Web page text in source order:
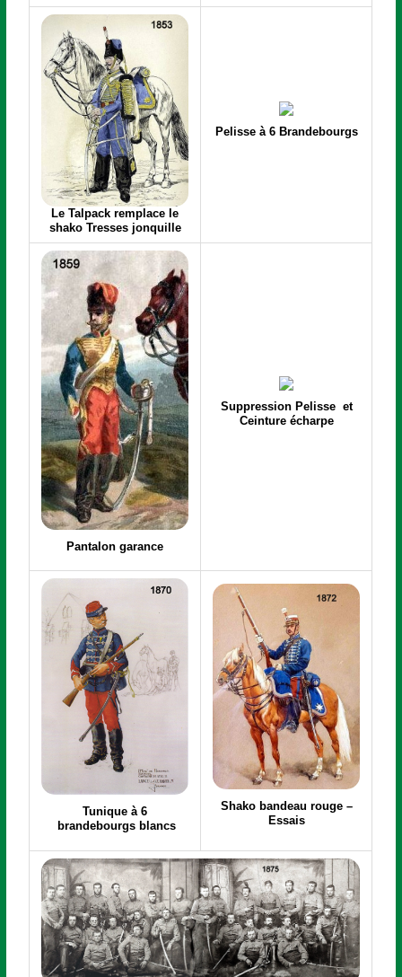
Le Talpack remplace le
shako Tresses jonquille
Pelisse à 6 Brandebourgs
Pantalon garance
Suppression Pelisse et
Ceinture écharpe
Tunique à 6
brandebourgs blancs
Shako bandeau rouge –
Essais